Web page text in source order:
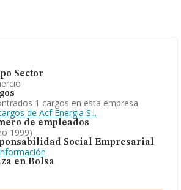
Sector
1 cargos en esta empresa
de Acf Energia S.l.
de empleados
1999)
Social Empresarial
en Bolsa